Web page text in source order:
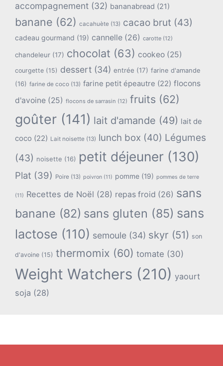
accompagnement (32) bananabread (21)
banane (62) cacahuète (13) cacao brut (43)
cadeau gourmand (19) cannelle (26) carotte (12)
chandeleur (17) chocolat (63) cookeo (25)
courgette (15) dessert (34) entrée (17) farine d'amande
(16) farine de coco (13) farine petit épeautre (22) flocons
d'avoine (25) flocons de sarrasin (12) fruits (62)
goûter (141) lait d'amande (49)
lait de
coco (22) Lait noisette (13) lunch box (40) Légumes
(43) noisette (16) petit déjeuner (130)
Plat (39) Poire (13) poivron (11) pomme (19) pommes de terre
(11) Recettes de Noël (28) repas froid (26) sans
banane (82) sans gluten (85) sans
lactose (110) semoule (34) skyr (51) son
d'avoine (15) thermomix (60) tomate (30)
Weight Watchers (210) yaourt
soja (28)